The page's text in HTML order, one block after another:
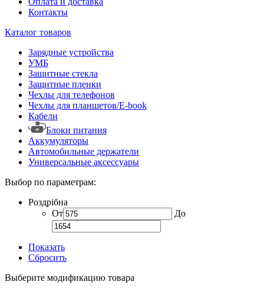
Контакты
Каталог товаров
Зарядные устройства
УМБ
Защитные стекла
Защитные пленки
Чехлы для телефонов
Чехлы для планшетов/E-book
Кабели
Блоки питания
Аккумуляторы
Автомобильные держатели
Универсальные аксессуары
Выбор по параметрам:
Роздрібна
От
До
Показать
Сбросить
Выберите модификацию товара